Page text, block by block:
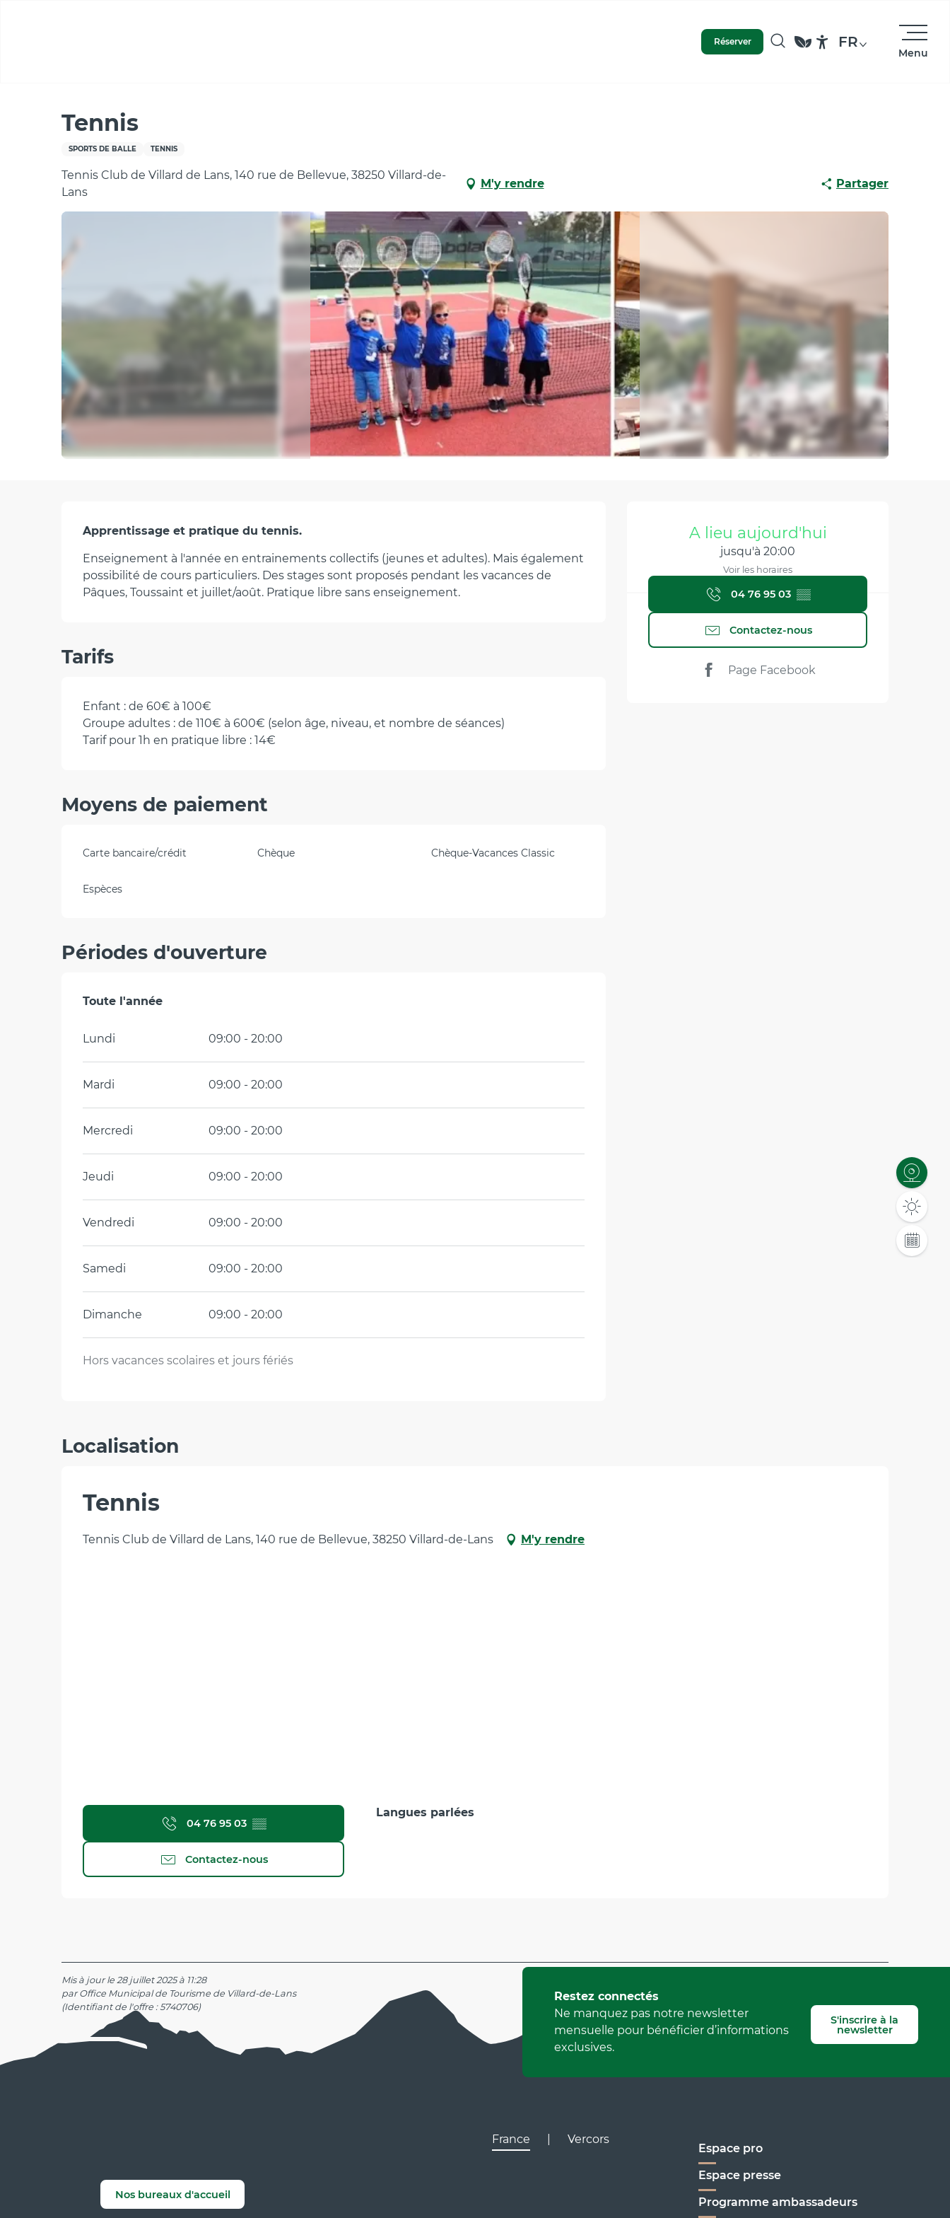
Menu
Réserver
Accessibilité
FR
Tennis
SPORTS DE BALLE TENNIS
Tennis Club de Villard de Lans, 140 rue de Bellevue, 38250 Villard-de-
Lans
M'y rendre Partager
Ouverture et
A lieu aujourd'hui
jusqu'à 20:00
Voir les horaires
04 76 95 03 ▒▒
Contactez-nous
Page Facebook
Description
Apprentissage et pratique du tennis.
Enseignement à l'année en entrainements collectifs (jeunes et adultes). Mais également
possibilité de cours particuliers. Des stages sont proposés pendant les vacances de
Pâques, Toussaint et juillet/août. Pratique libre sans enseignement.
Tarifs
Enfant : de 60€ à 100€
Groupe adultes : de 110€ à 600€ (selon âge, niveau, et nombre de séances)
Tarif pour 1h en pratique libre : 14€
Moyens de paiement
Carte bancaire/crédit Chèque Chèque-Vacances Classic
Espèces
Périodes d'ouverture
Toute l'année
Toute l'année
Lundi 09:00 - 20:00
Mardi 09:00 - 20:00
Mercredi 09:00 - 20:00
Jeudi 09:00 - 20:00
Vendredi 09:00 - 20:00
Samedi 09:00 - 20:00
Dimanche 09:00 - 20:00
Hors vacances scolaires et jours fériés
Localisation
Tennis
Tennis Club de Villard de Lans, 140 rue de Bellevue, 38250 Villard-de-Lans M'y rendre
04 76 95 03 ▒▒
Contactez-nous
Langues parlées
Langues parlées
Mis à jour le 28 juillet 2025 à 11:28
par Office Municipal de Tourisme de Villard-de-Lans
(Identifiant de l'offre :5740706)
Restez connectés
Ne manquez pas notre newsletter
mensuelle pour bénéficier d’informations
exclusives.
S'inscrire à la
newsletter
Nos bureaux d'accueil
France Vercors
Espace pro
Espace presse
Programme ambassadeurs